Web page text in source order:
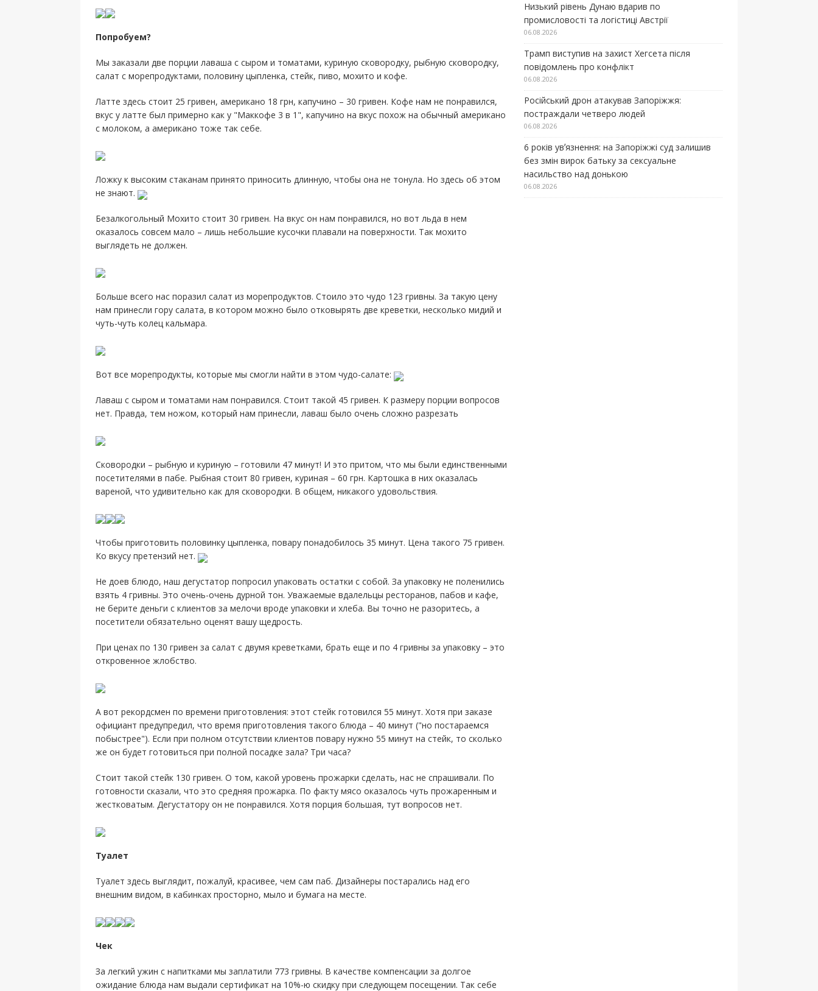
Попробуем?
Мы заказали две порции лаваша с сыром и томатами, куриную сковородку, рыбную сковородку,
салат с морепродуктами, половину цыпленка, стейк, пиво, мохито и кофе.
Латте здесь стоит 25 гривен, американо 18 грн, капучино – 30 гривен. Кофе нам не понравился,
вкус у латте был примерно как у "Маккофе 3 в 1", капучино на вкус похож на обычный американо
с молоком, а американо тоже так себе.
Ложку к высоким стаканам принято приносить длинную, чтобы она не тонула. Но здесь об этом
не знают.
Безалкогольный Мохито стоит 30 гривен. На вкус он нам понравился, но вот льда в нем
оказалось совсем мало – лишь небольшие кусочки плавали на поверхности. Так мохито
выглядеть не должен.
Больше всего нас поразил салат из морепродуктов. Стоило это чудо 123 гривны. За такую цену
нам принесли гору салата, в котором можно было отковырять две креветки, несколько мидий и
чуть-чуть колец кальмара.
Вот все морепродукты, которые мы смогли найти в этом чудо-салате:
Лаваш с сыром и томатами нам понравился. Стоит такой 45 гривен. К размеру порции вопросов
нет. Правда, тем ножом, который нам принесли, лаваш было очень сложно разрезать
Сковородки – рыбную и куриную – готовили 47 минут! И это притом, что мы были единственными
посетителями в пабе. Рыбная стоит 80 гривен, куриная – 60 грн. Картошка в них оказалась
вареной, что удивительно как для сковородки. В общем, никакого удовольствия.
Чтобы приготовить половинку цыпленка, повару понадобилось 35 минут. Цена такого 75 гривен.
Ко вкусу претензий нет.
Не доев блюдо, наш дегустатор попросил упаковать остатки с собой. За упаковку не поленились
взять 4 гривны. Это очень-очень дурной тон. Уважаемые вдалельцы ресторанов, пабов и кафе,
не берите деньги с клиентов за мелочи вроде упаковки и хлеба. Вы точно не разоритесь, а
посетители обязательно оценят вашу щедрость.
При ценах по 130 гривен за салат с двумя креветками, брать еще и по 4 гривны за упаковку – это
откровенное жлобство.
А вот рекордсмен по времени приготовления: этот стейк готовился 55 минут. Хотя при заказе
официант предупредил, что время приготовления такого блюда – 40 минут ("но постараемся
побыстрее"). Если при полном отсутствии клиентов повару нужно 55 минут на стейк, то сколько
же он будет готовиться при полной посадке зала? Три часа?
Стоит такой стейк 130 гривен. О том, какой уровень прожарки сделать, нас не спрашивали. По
готовности сказали, что это средняя прожарка. По факту мясо оказалось чуть прожаренным и
жестковатым. Дегустатору он не понравился. Хотя порция большая, тут вопросов нет.
Туалет
Туалет здесь выглядит, пожалуй, красивее, чем сам паб. Дизайнеры постарались над его
внешним видом, в кабинках просторно, мыло и бумага на месте.
Чек
За легкий ужин с напитками мы заплатили 773 гривны. В качестве компенсации за долгое
ожидание блюда нам выдали сертификат на 10%-ю скидку при следующем посещении. Так себе
Низький рівень Дунаю вдарив по
промисловості та логістиці Австрії
06.08.2026
Трамп виступив на захист Хегсета після
повідомлень про конфлікт
06.08.2026
Російський дрон атакував Запоріжжя:
постраждали четверо людей
06.08.2026
6 років увʼязнення: на Запоріжжі суд залишив
без змін вирок батьку за сексуальне
насильство над донькою
06.08.2026